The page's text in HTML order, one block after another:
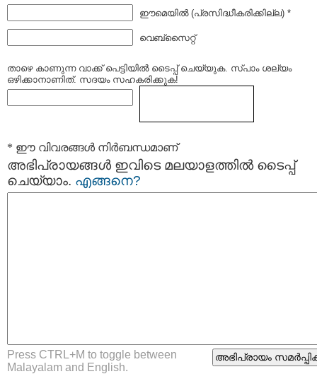
ഈമെയില്‍ (പ്രസിദ്ധീകരിക്കില്ല) *
വെബ്സൈറ്റ്
താഴെ കാണുന്ന വാക്ക് പെട്ടിയില്‍ ടൈപ്പ്‌ ചെയ്യുക. സ്പാം ശല്യം
ഒഴിക്കാനാണിത്. സദയം സഹകരിക്കുക!
* ഈ വിവരങ്ങള്‍ നിര്‍ബന്ധമാണ്
അഭിപ്രായങ്ങള്‍ ഇവിടെ മലയാളത്തില്‍ ടൈപ്പ്
ചെയ്യാം. എങ്ങനെ?
Press CTRL+M to toggle between
Malayalam and English.